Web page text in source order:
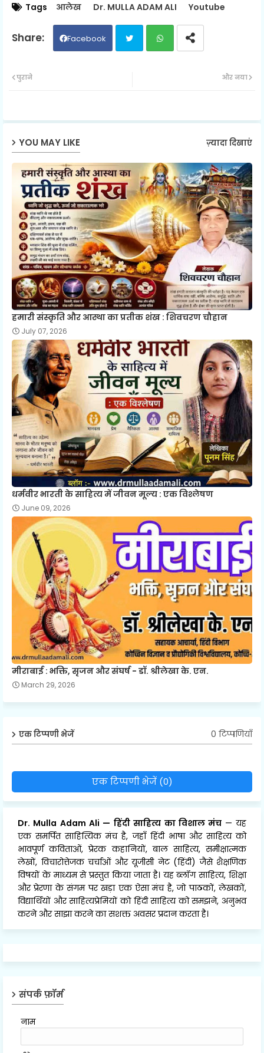
Tags आलेख Dr. MULLA ADAM ALI Youtube
Facebook
ap
और नया
पुराने
YOU MAY LIKE ज़्यादा दिखाएं
हमारी संस्कृति और आस्था का प्रतीक शंख : शिवचरण चौहान
July 07, 2026
धर्मवीर भारती के साहित्य में जीवन मूल्य : एक विश्लेषण
June 09, 2026
मीराबाई : भक्ति, सृजन और संघर्ष - डॉ. श्रीलेखा के. एन.
March 29, 2026
एक टिप्पणी भेजें 0 टिप्पणियाँ
एक टिप्पणी भेजें (0)
Dr. Mulla Adam Ali — हिंदी साहित्य का विशाल मंच — यह
एक समर्पित साहित्यिक मंच है, जहाँ हिंदी भाषा और साहित्य को
भावपूर्ण कविताओं, प्रेरक कहानियों, बाल साहित्य, समीक्षात्मक
लेखों, विचारोत्तेजक चर्चाओं और यूजीसी नेट (हिंदी) जैसे शैक्षणिक
विषयों के माध्यम से प्रस्तुत किया जाता है। यह ब्लॉग साहित्य, शिक्षा
और प्रेरणा के संगम पर खड़ा एक ऐसा मंच है, जो पाठकों, लेखकों,
विद्यार्थियों और साहित्यप्रेमियों को हिंदी साहित्य को समझने, अनुभव
करने और साझा करने का सशक्त अवसर प्रदान करता है।
संपर्क फ़ॉर्म
नाम